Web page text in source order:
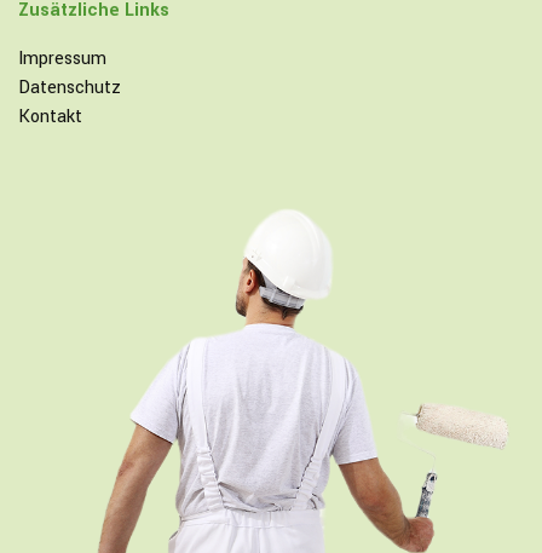
Zusätzliche Links
Impressum
Datenschutz
Kontakt